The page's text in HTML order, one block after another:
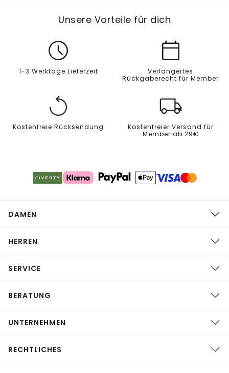
Unsere Vorteile für dich
1-3 Werktage Lieferzeit
Verlängertes
Rückgaberecht für Member
Kostenfreie Rücksendung
Kostenfreier Versand für
Member ab 29€
DAMEN
HERREN
SERVICE
BERATUNG
UNTERNEHMEN
RECHTLICHES